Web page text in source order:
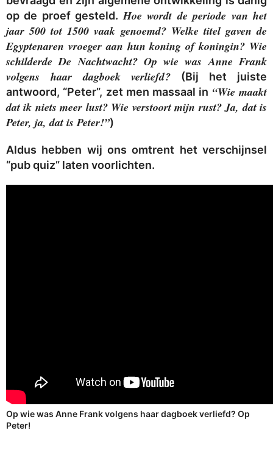
op de proef gesteld.Hoe wordt de periode van het
jaar 500 tot 1500 vaak genoemd? Welke titel gaven de
Egyptenaren vroeger aan hun koning of koningin? Wie
schilderde De Nachtwacht? Op wie was Anne Frank
volgens haar dagboek verliefd?
(Bij het juiste
antwoord, “Peter”, zet men massaal in “Wie maakt
dat ik niets meer lust? Wie verstoort mijn rust? Ja, dat is
Peter, ja, dat is Peter!”)
Aldus hebben wij ons omtrent het verschijnsel
“pub quiz” laten voorlichten.
Op wie was Anne Frank volgens haar dagboek verliefd? Op
Peter!